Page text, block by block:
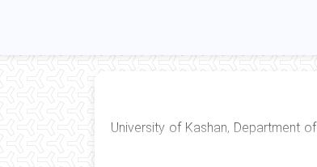
University of Kashan, Department